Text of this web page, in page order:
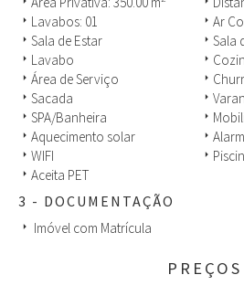
planejado e construído para atender
cidade, integrando as belezas
perder a praticidade. Fica próxima a
restaurantes, lavandeira, bancos,
médico, e locação de veículos, entre
que contribuem para tornar as
confortáveis, de forma que você se
paradisíaco sem qualquer
Nossa equipe de locação estará
para sanar duvidas. Não perca essa
reserva!
arrow_right Lavabos: 01 arrow_right Ar
arrow_right Sala de Estar arrow_right Sala
arrow_right Lavabo arrow_right
arrow_right Área de Serviço arrow_right
arrow_right Sacada arrow_right
arrow_right SPA/Banheira arrow_right
arrow_right Aquecimento solar arrow_right
arrow_right WIFI arrow_right
arrow_right Aceita PET
3 - DOCUMENTAÇÃO
arrow_right Imóvel com Matrícula
PREÇOS